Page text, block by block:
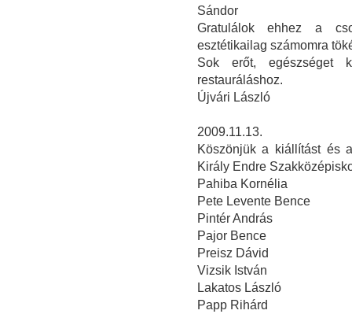
Sándor
Gratulálok ehhez a
esztétikailag számomra
Sok erőt, egészséget
restauráláshoz.
Újvári László
2009.11.13.
Köszönjük a kiállítást és
Király Endre
Pahiba Kornélia
Pete Levente Bence
Pintér András
Pajor Bence
Preisz Dávid
Vizsik István
Lakatos László
Papp Rihárd